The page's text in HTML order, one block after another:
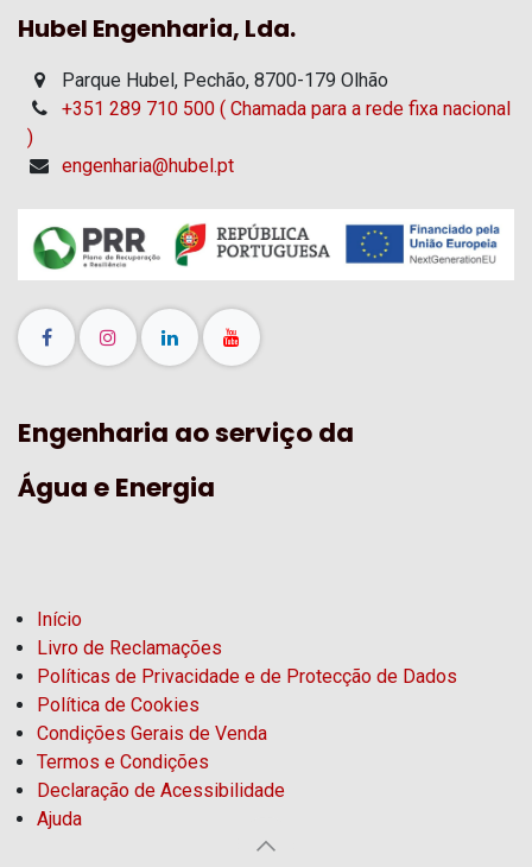
Hubel Engenharia, Lda.
Parque Hubel, Pechão, 8700-179 Olhão
+351 289 710 500 ( Chamada para a rede fixa nacional
)
engenharia@hubel.pt
Engenharia ao serviço da
Água e Energia
Início
Livro de Reclamações
Políticas de Privacidade e de Protecção de Dados
Política de Cookies
Condições Gerais de Venda
Termos e Condições
Declaração de Acessibilidade
Ajuda